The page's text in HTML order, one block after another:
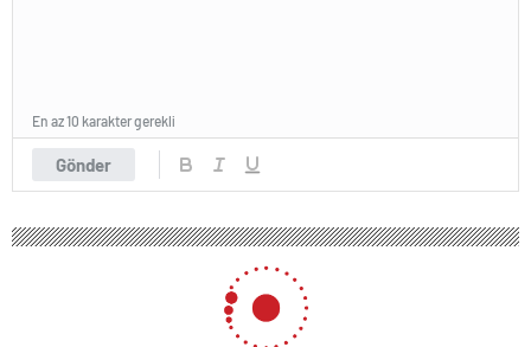
Gönder
En az 10 karakter gerekli